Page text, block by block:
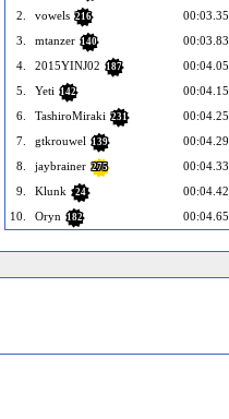
2.
vowels 216
00:03.35
3.
mtanzer 140
00:03.83
4.
2015YINJ02 187
00:04.05
5.
Yeti 142
00:04.15
6.
TashiroMiraki 231
00:04.25
7.
gtkrouwel 139
00:04.29
8.
jaybrainer 275
00:04.33
9.
Klunk 24
00:04.42
10.
Oryn 182 00:04.65